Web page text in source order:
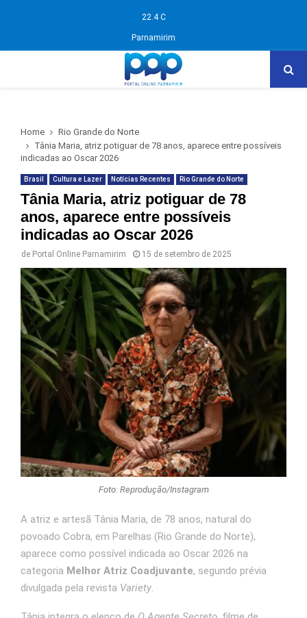
22.4 C
Parnamirim
Home
Rio Grande do Norte
Tânia Maria, atriz potiguar de 78 anos, aparece entre possíveis
indicadas ao Oscar 2026
Brasil Cultura e Lazer Notícias Recentes Rio Grande do Norte
Tânia Maria, atriz potiguar de 78
anos, aparece entre possíveis
indicadas ao Oscar 2026
de Portal Online Parnamirim 15 de setembro de 2025
Foto: Reprodução/Instagram
A atriz e artesã Tânia Maria, de 78 anos, natural do
povoado Cobra, em Parelhas (Rio Grande do Norte),
aparece como possível indicada ao Oscar 2026 na
categoria Melhor Atriz Coadjuvante, segundo prévia
divulgada pela revista Variety.